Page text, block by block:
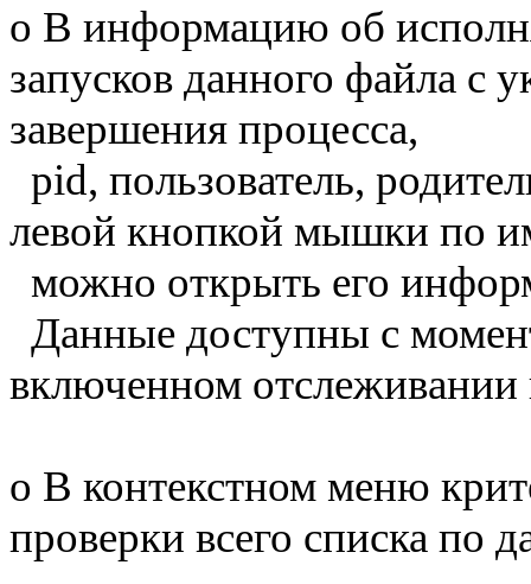
o В информацию об
запусков данного файла с
завершения процесса,
pid, пользователь,
левой кнопкой мышки по
можно открыть его
Данные доступны с
включенном отслеживании
o В контекстном меню
проверки всего списка по